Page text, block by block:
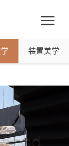
装置美学